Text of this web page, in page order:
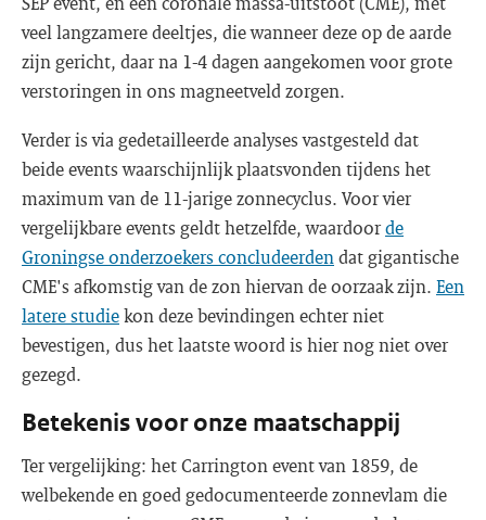
veel langzamere deeltjes, die wanneer deze op de aarde
zijn gericht, daar na 1-4 dagen aangekomen voor grote
verstoringen in ons magneetveld zorgen.
Verder is via gedetailleerde analyses vastgesteld dat
beide events waarschijnlijk plaatsvonden tijdens het
maximum van de 11-jarige zonnecyclus. Voor vier
vergelijkbare events geldt hetzelfde, waardoorde
Groningse onderzoekers concludeerden dat gigantische
CME's afkomstig van de zon hiervan de oorzaak zijn. Een
latere studiekon deze bevindingen echter niet
bevestigen, dus het laatste woord is hier nog niet over
gezegd.
Betekenis voor onze maatschappij
Ter vergelijking: het Carrington event van 1859, de
welbekende en goed gedocumenteerde zonnevlam die